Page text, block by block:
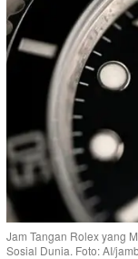
Jam Tangan Rolex yang
Sosial Dunia. Foto: AI/